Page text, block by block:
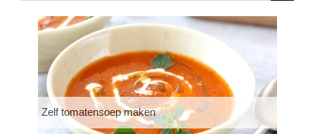
Zelf tomatensoep maken